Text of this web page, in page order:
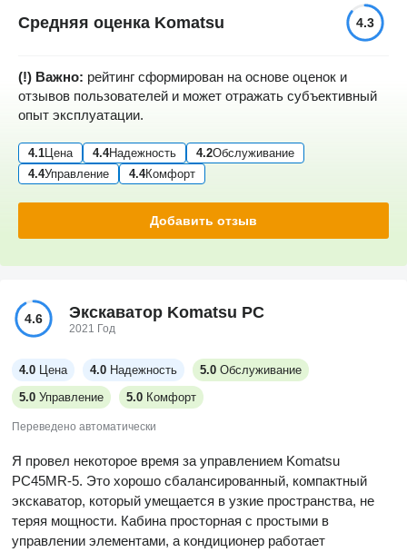
Средняя оценка Komatsu 4.3
(!) Важно: рейтинг сформирован на основе оценок и
отзывов пользователей и может отражать субъективный
опыт эксплуатации.
4.1Цена 4.4Надежность 4.2Обслуживание
4.4Управление 4.4Комфорт
Добавить отзыв
4.6 Экскаватор Komatsu PC
2021 Год
4.0 Цена 4.0 Надежность 5.0 Обслуживание
5.0 Управление 5.0 Комфорт
Переведено автоматически
Я провел некоторое время за управлением Komatsu
PC45MR-5. Это хорошо сбалансированный, компактный
экскаватор, который умещается в узкие пространства, не
теряя мощности. Кабина просторная с простыми в
управлении элементами, а кондиционер работает